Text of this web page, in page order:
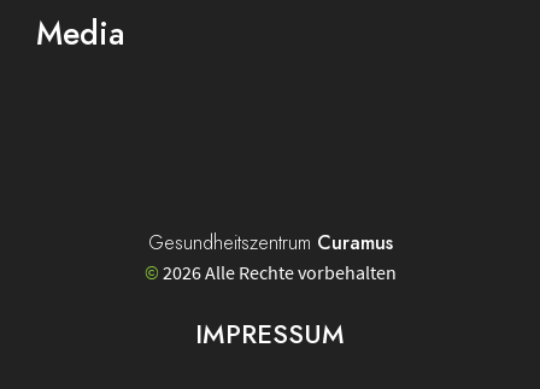
Media
Gesundheitszentrum Curamus
© 2026 Alle Rechte vorbehalten
IMPRESSUM